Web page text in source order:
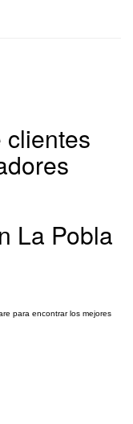
La Pobla
para encontrar los mejores